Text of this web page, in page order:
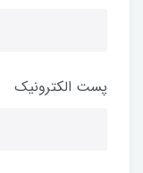
پست الکترونیک